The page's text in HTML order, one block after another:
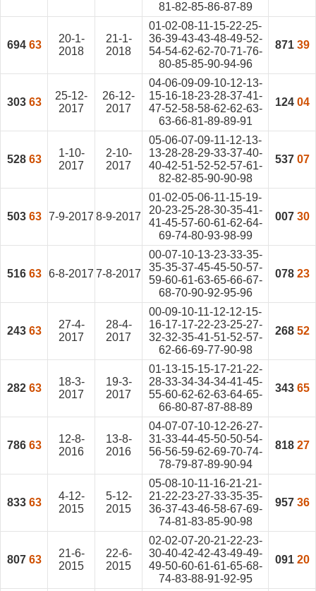
81-82-85-86-87-89
694 63
20-1-
2018
21-1-
2018
01-02-08-11-15-22-25-
36-39-43-43-48-49-52-
54-54-62-62-70-71-76-
80-85-85-90-94-96
871 39
303 63
25-12-
2017
26-12-
2017
04-06-09-09-10-12-13-
15-16-18-23-28-37-41-
47-52-58-58-62-62-63-
63-66-81-89-89-91
124 04
528 63
1-10-
2017
2-10-
2017
05-06-07-09-11-12-13-
13-28-28-29-33-37-40-
40-42-51-52-52-57-61-
82-82-85-90-90-98
537 07
503 63 7-9-2017 8-9-2017
01-02-05-06-11-15-19-
20-23-25-28-30-35-41-
41-45-57-60-61-62-64-
69-74-80-93-98-99
007 30
516 63 6-8-2017 7-8-2017
00-07-10-13-23-33-35-
35-35-37-45-45-50-57-
59-60-61-63-65-66-67-
68-70-90-92-95-96
078 23
243 63
27-4-
2017
28-4-
2017
00-09-10-11-12-12-15-
16-17-17-22-23-25-27-
32-32-35-41-51-52-57-
62-66-69-77-90-98
268 52
282 63
18-3-
2017
19-3-
2017
01-13-15-15-17-21-22-
28-33-34-34-34-41-45-
55-60-62-62-63-64-65-
66-80-87-87-88-89
343 65
786 63
12-8-
2016
13-8-
2016
04-07-07-10-12-26-27-
31-33-44-45-50-50-54-
56-56-59-62-69-70-74-
78-79-87-89-90-94
818 27
833 63
4-12-
2015
5-12-
2015
05-08-10-11-16-21-21-
21-22-23-27-33-35-35-
36-37-43-46-58-67-69-
74-81-83-85-90-98
957 36
807 63
21-6-
2015
22-6-
2015
02-02-07-20-21-22-23-
30-40-42-42-43-49-49-
49-50-60-61-61-65-68-
74-83-88-91-92-95
091 20